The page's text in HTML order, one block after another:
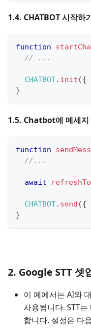
1.4. CHATBOT 시작하
function
// ...
CHATBOT. init ({
}
1.5. Chatbot에 메세지
function
//...
await
CHATBOT. send ({
}
2. Google STT 셋
이 예에서는 AI와
사용됩니다. STT
합니다. 설정은 다